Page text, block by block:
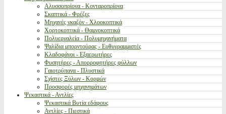
Αλυσσοπρίονα - Κονταροπρίονα
Σκαπτικά - Φρέζες
Μηχανές γκαζόν - Χλοοκοπτικά
Χορτοκοπτικά - Θαμνοκοπτικά
Πολυεργαλεία - Πολυμηχανήματα
Ψαλίδια μπορντούρας - Ευθυγραμμιστές
Κλαδοφάγοι - Εξαερωτήρες
Φυσητήρες - Απορροφητήρες φύλλων
Γαιοτρύπανα - Πλυστικά
Σχίστες Ξύλων - Κορμών
Προσφορές μηχανημάτων
Ψεκαστικά - Αντλίες
Ψεκαστικά Βυτία εδάφους
Αντλίες - Πιεστικά